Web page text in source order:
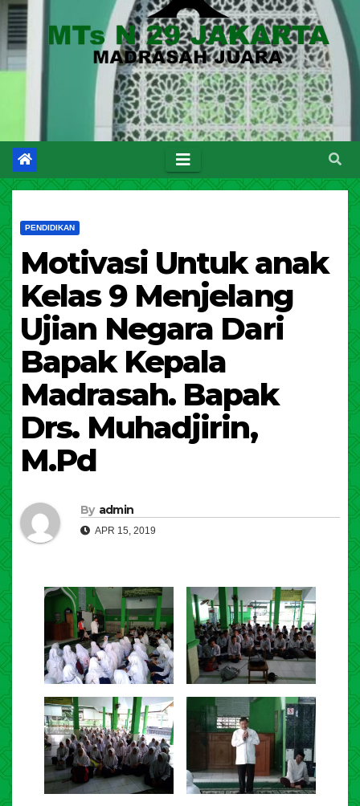
PENDIDIKAN
Motivasi Untuk anak
Kelas 9 Menjelang
Ujian Negara Dari
Bapak Kepala
Madrasah. Bapak
Drs. Muhadjirin,
M.Pd
By admin
APR 15, 2019